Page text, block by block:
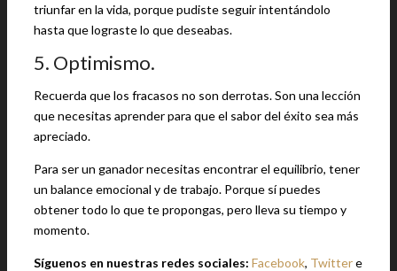
triunfar en la vida, porque pudiste seguir intentándolo
hasta que lograste lo que deseabas.
5. Optimismo.
Recuerda que los fracasos no son derrotas. Son una lección
que necesitas aprender para que el sabor del éxito sea más
apreciado.
Para ser un ganador necesitas encontrar el equilibrio, tener
un balance emocional y de trabajo. Porque sí puedes
obtener todo lo que te propongas, pero lleva su tiempo y
momento.
Síguenos en nuestras redes sociales: Facebook, Twittere